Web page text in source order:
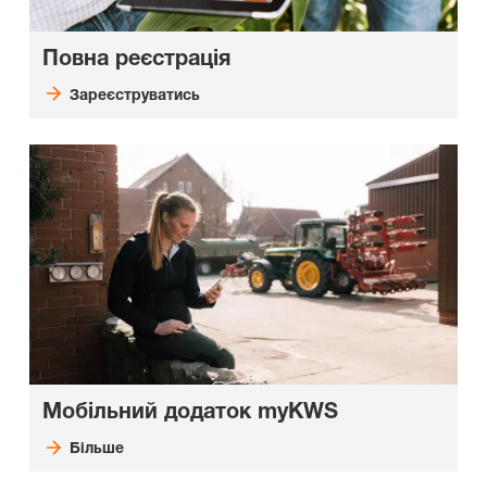
Повна реєстрація
Зареєструватись
Мобільний додаток myKWS
Більше